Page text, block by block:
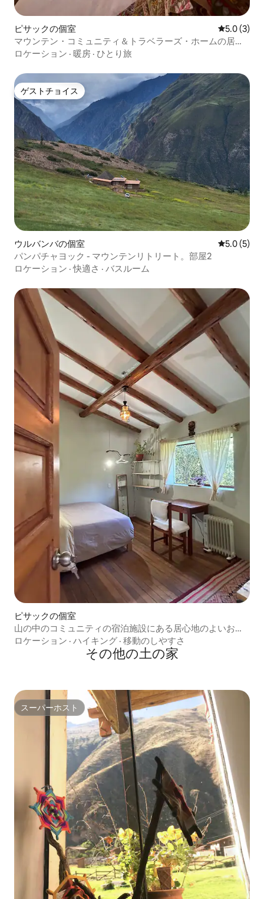
ピサックの個室 レビュー3
5.0 (3)
マウンテン・コミュニティ＆トラベラーズ・ホームの居心
地のよいお部屋
ロケーション · 暖房 · ひとり旅
ゲストチョイス
ゲストチョイス
ウルバンバの個室 レビュー5
5.0 (5)
パンパチャヨック - マウンテンリトリート。部屋2
ロケーション ·快適さ · バスルーム
ピサックの個室
山の中のコミュニティの宿泊施設にある居心地のよいお部
屋
ロケーション · ハイキング · 移動のしやすさ
その他の土の家
スーパーホスト
スーパーホスト